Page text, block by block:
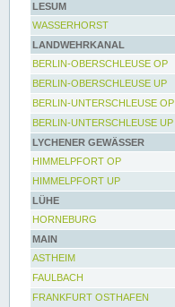
LESUM
WASSERHORST
LANDWEHRKANAL
BERLIN-OBERSCHLEUSE OP
BERLIN-OBERSCHLEUSE UP
BERLIN-UNTERSCHLEUSE OP
BERLIN-UNTERSCHLEUSE UP
LYCHENER GEWÄSSER
HIMMELPFORT OP
HIMMELPFORT UP
LÜHE
HORNEBURG
MAIN
ASTHEIM
FAULBACH
FRANKFURT OSTHAFEN